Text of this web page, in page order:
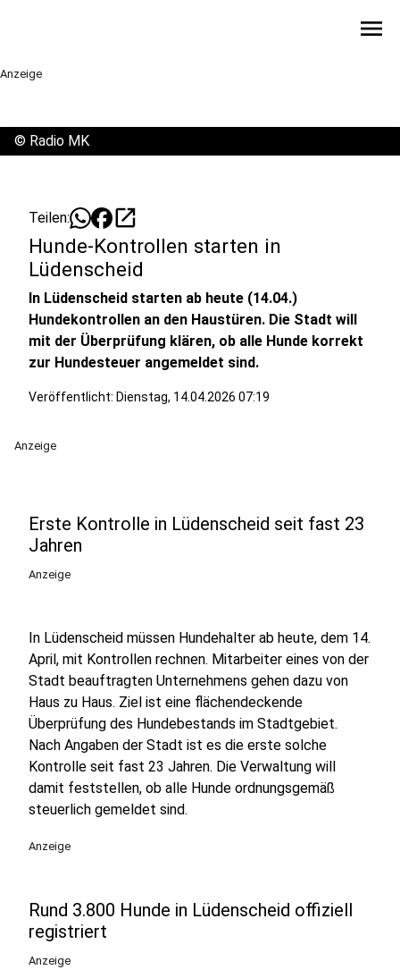
menu
Anzeige
© Radio MK
Teilen: open_in_new
Hunde-Kontrollen starten in
Lüdenscheid
In Lüdenscheid starten ab heute (14.04.)
Hundekontrollen an den Haustüren. Die Stadt will
mit der Überprüfung klären, ob alle Hunde korrekt
zur Hundesteuer angemeldet sind.
Veröffentlicht: Dienstag, 14.04.2026 07:19
Anzeige
Erste Kontrolle in Lüdenscheid seit fast 23
Jahren
Anzeige
In Lüdenscheid müssen Hundehalter ab heute, dem 14.
April, mit Kontrollen rechnen. Mitarbeiter eines von der
Stadt beauftragten Unternehmens gehen dazu von
Haus zu Haus. Ziel ist eine flächendeckende
Überprüfung des Hundebestands im Stadtgebiet.
Nach Angaben der Stadt ist es die erste solche
Kontrolle seit fast 23 Jahren. Die Verwaltung will
damit feststellen, ob alle Hunde ordnungsgemäß
steuerlich gemeldet sind.
Anzeige
Rund 3.800 Hunde in Lüdenscheid offiziell
registriert
Anzeige